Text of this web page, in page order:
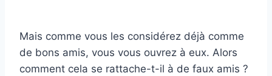
Mais comme vous les considérez déjà comme
de bons amis, vous vous ouvrez à eux. Alors
comment cela se rattache-t-il à de faux amis ?